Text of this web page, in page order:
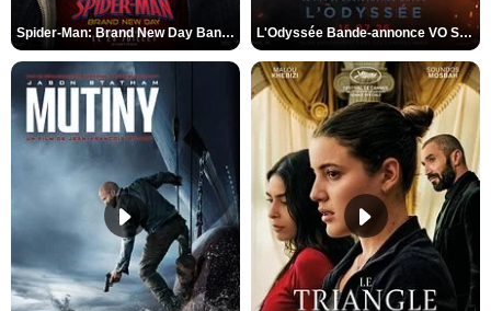
Spider-Man: Brand New Day Bande-annonce VO STFR L'Odyssée Bande-annonce VO STFR